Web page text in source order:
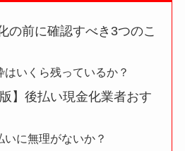
の前に確認すべき3つのこ
はいくら残っているか？
】後払い現金化業者おす
いに無理がないか？